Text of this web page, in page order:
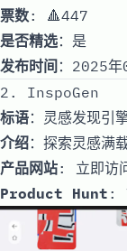
票数: 🔺447
是否精选：是
发布时间 ：2025
2. InspoGen
标语：灵感发现引
介绍：探索灵感满
产品网站: 立即访
Product Hunt :